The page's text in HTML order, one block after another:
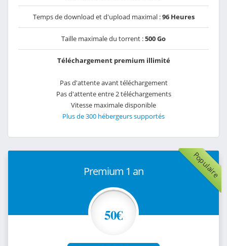
Temps de download et d'upload maximal :96 Heures
Taille maximale du torrent :500 Go
Téléchargement premium illimité
Pas d'attente avant téléchargement
Pas d'attente entre 2 téléchargements
Vitesse maximale disponible
Plus de 300 hébergeurs supportés
Populaire
Premium 1 an
50€